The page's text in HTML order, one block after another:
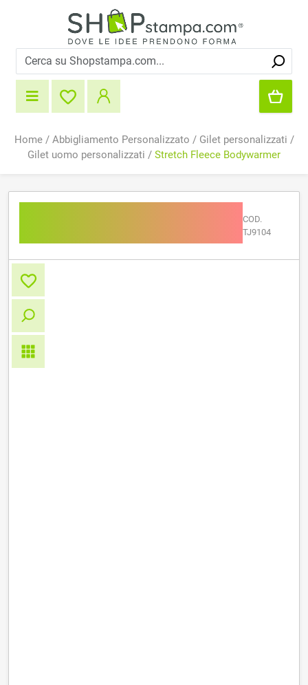
Home/ Abbigliamento Personalizzato / Gilet personalizzati /
Gilet uomo personalizzati / Stretch Fleece Bodywarmer
COD.
TJ9104